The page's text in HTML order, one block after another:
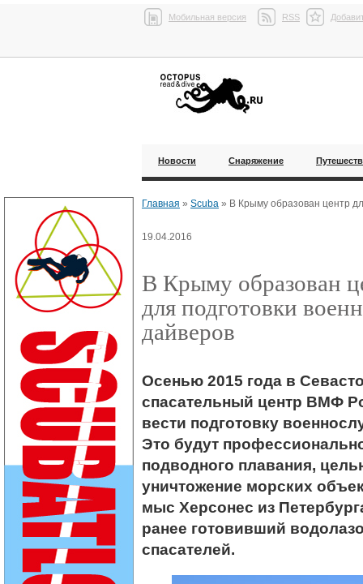
Мобильная версия RSS
Новости Снаряжение
Главная » Scuba » В Крыму образован центр
19.04.2016
В Крыму образован
для подготовки
дайверов
Осенью 2015 года в
спасательный центр ВМФ
вести подготовку
Это будут
подводного плавания,
уничтожение морских
мыс Херсонес из
ранее готовивший
спасателей.